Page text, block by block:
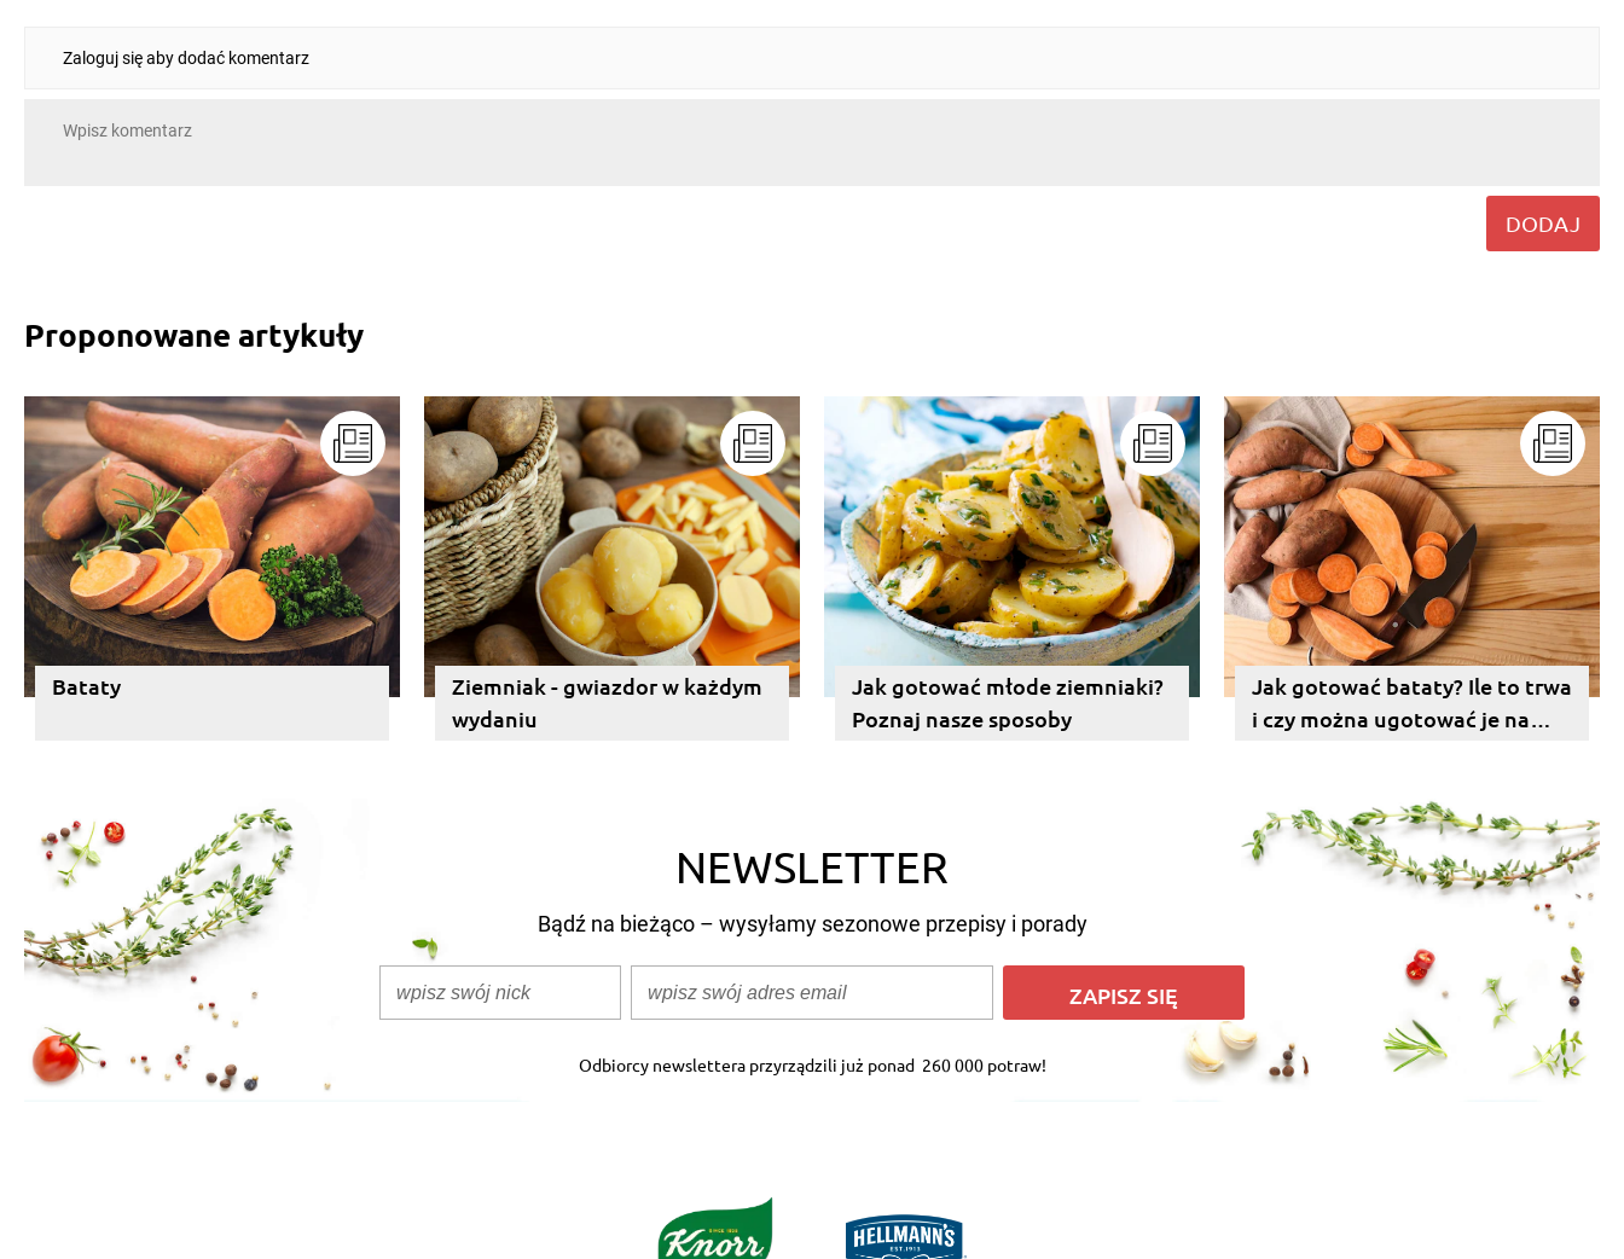
Zaloguj się aby dodać komentarz
DODAJ
Proponowane artykuły
Bataty
Ziemniak - gwiazdor w każdym
wydaniu
Jak gotować młode ziemniaki?
Poznaj nasze sposoby
Jak gotować bataty? Ile to trwa
i czy można ugotować je na
NEWSLETTER
Bądź na bieżąco – wysyłamy sezonowe przepisy i porady
ZAPISZ SIĘ
Odbiorcy newslettera przyrządzili już ponad 260 000 potraw!